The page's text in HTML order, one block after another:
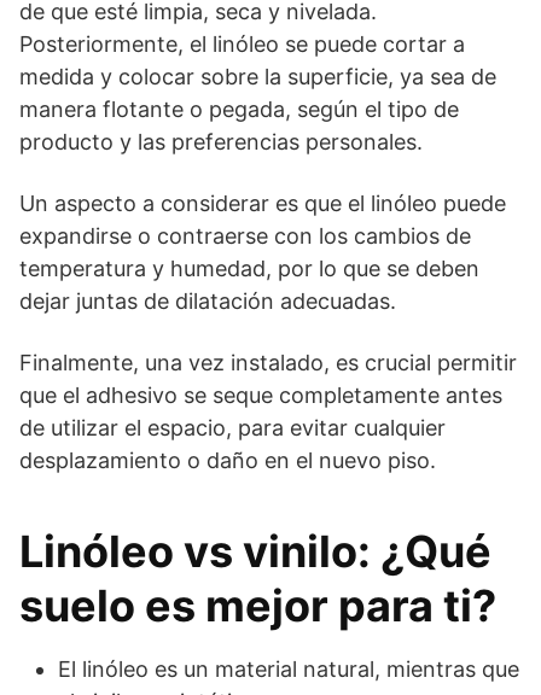
de que esté limpia, seca y nivelada.
Posteriormente, el linóleo se puede cortar a
medida y colocar sobre la superficie, ya sea de
manera flotante o pegada, según el tipo de
producto y las preferencias personales.
Un aspecto a considerar es que el linóleo puede
expandirse o contraerse con los cambios de
temperatura y humedad, por lo que se deben
dejar juntas de dilatación adecuadas.
Finalmente, una vez instalado, es crucial permitir
que el adhesivo se seque completamente antes
de utilizar el espacio, para evitar cualquier
desplazamiento o daño en el nuevo piso.
Linóleo vs vinilo: ¿Qué
suelo es mejor para ti?
El linóleo es un material natural, mientras que